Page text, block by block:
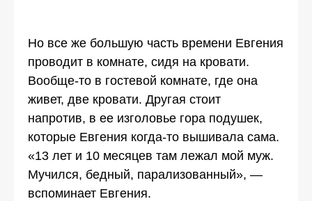
Но все же большую часть времени Евгения
проводит в комнате, сидя на кровати.
Вообще-то в гостевой комнате, где она
живет, две кровати. Другая стоит
напротив, в ее изголовье гора подушек,
которые Евгения когда-то вышивала сама.
«13 лет и 10 месяцев там лежал мой муж.
Мучился, бедный, парализованный», —
вспоминает Евгения.